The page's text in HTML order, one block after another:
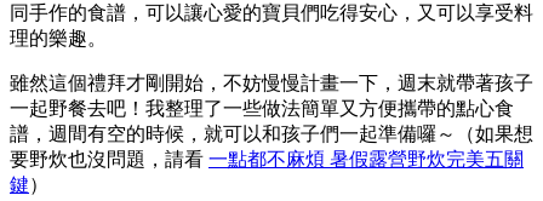
同手作的食譜，可以讓心愛的寶貝們吃得安心，又可以享受料
理的樂趣。
雖然這個禮拜才剛開始，不妨慢慢計畫一下，週末就帶著孩子
一起野餐去吧！我整理了一些做法簡單又方便攜帶的點心食
譜，週間有空的時候，就可以和孩子們一起準備囉～（如果想
要野炊也沒問題，請看 一點都不麻煩 暑假露營野炊完美五關
鍵）